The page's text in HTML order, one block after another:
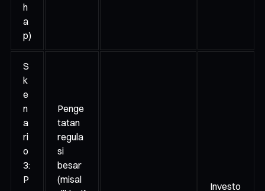
h
a
p)
S
k
e
n
a
ri
o
3:
P
Penge
tatan
regula
si
besar
(misal
Investo